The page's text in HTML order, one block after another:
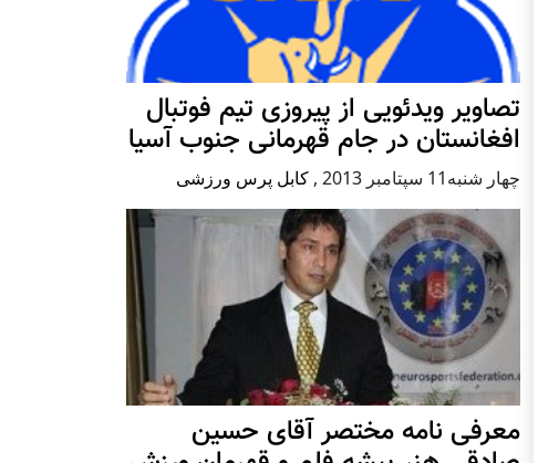
تصاویر ویدئویی از پیروزی تیم فوتبال
افغانستان در جام قهرمانی جنوب آسیا
چهار شنبه11 سپتامبر 2013 , کابل پرس ورزشی
معرفی نامه مختصر آقای حسین